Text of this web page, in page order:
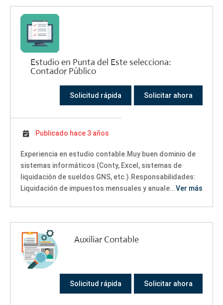
Estudio en Punta del Este selecciona:
Contador Público
Solicitud rápida Solicitar ahora
Publicado hace 3 años
Experiencia en estudio contable.Muy buen dominio de
sistemas informáticos (Conty, Excel, sistemas de
liquidación de sueldos GNS, etc.).Responsabilidades:
Liquidación de impuestos mensuales y anuale...Ver más
Auxiliar Contable
Solicitud rápida Solicitar ahora